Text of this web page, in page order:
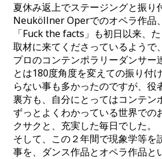
夏休み返上でステージングと振り
Neuköllner Operでのオペラ作品、
「Fuck the facts」も初日以来、
取材に来てくださっているようで
プロのコンテンポラリーダンサー
とは180度角度を変えての振り付
らない事も多かったのですが、役
裏方も、自分にとってはコンテン
ずっとよくわかっている世界での
クサクと、充実した毎日でした。
そして、この２年間で現象学等を
事を、ダンス作品とオペラ作品と